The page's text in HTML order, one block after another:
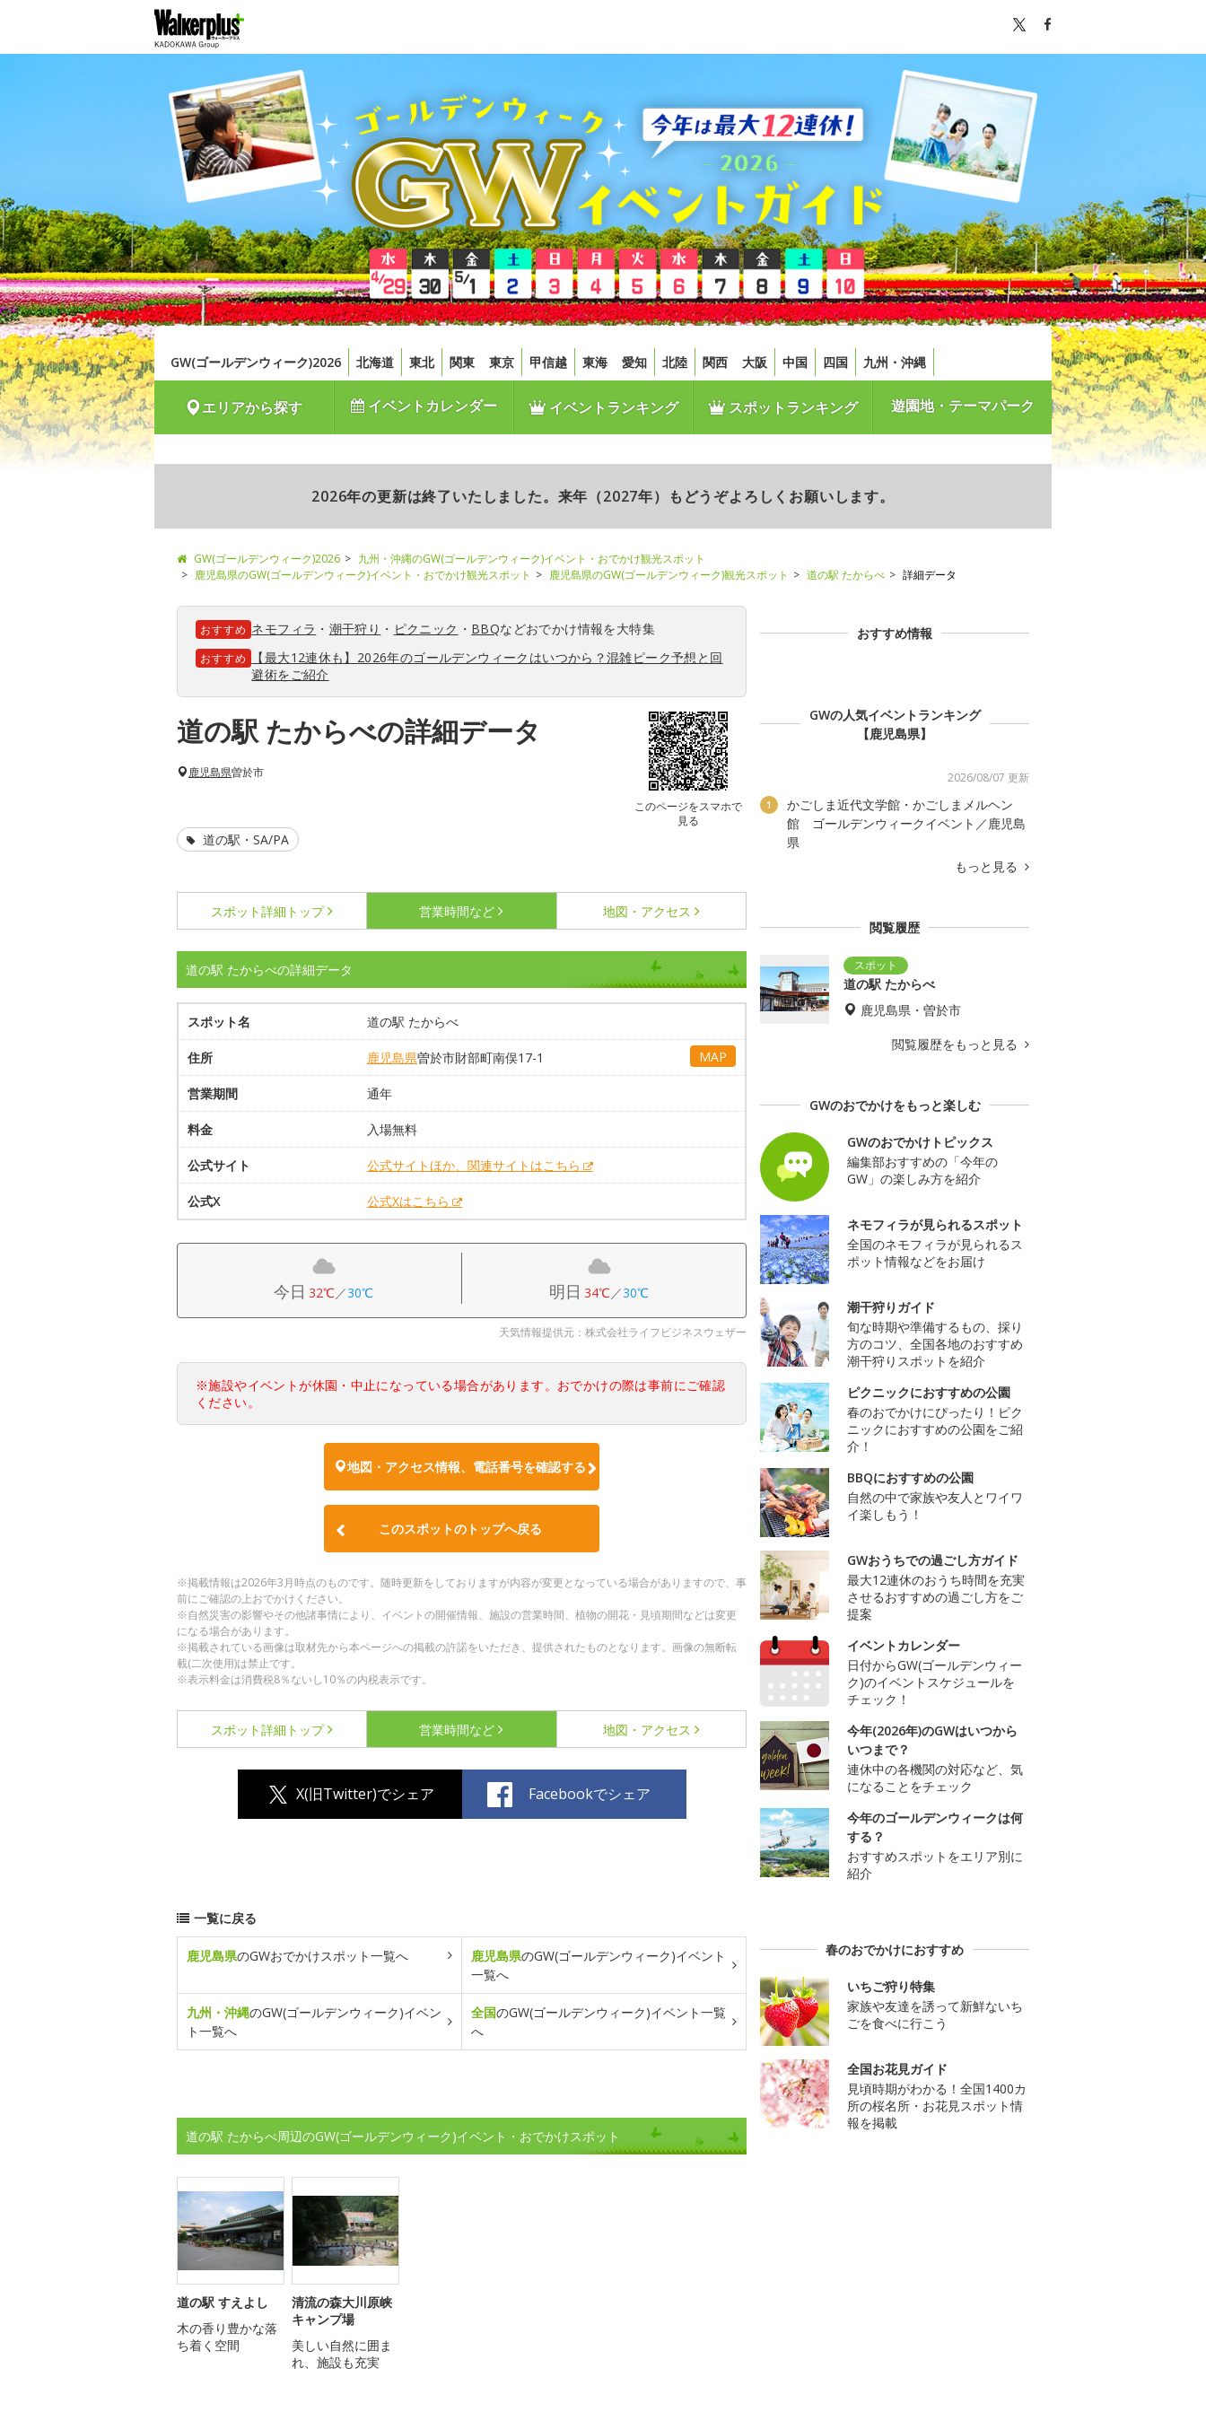
GW(ゴールデンウィーク)2026 北海道 東北 関東 東京 甲信越 東海 愛知 北陸 関西 大阪 中国 四国 九州・沖縄
エリアから探す イベントカレンダー イベントランキング スポットランキング 遊園地・テーマパーク
2026年の更新は終了いたしました。来年（2027年）もどうぞよろしくお願いします。
GW(ゴールデンウィーク)2026
九州・沖縄のGW(ゴールデンウィーク)イベント・おでかけ観光スポット
鹿児島県のGW(ゴールデンウィーク)イベント・おでかけ観光スポット
鹿児島県のGW(ゴールデンウィーク)観光スポット 道の駅 たからべ 詳細データ
おすすめ ネモフィラ ・ 潮干狩り ・ ピクニック ・ BBQなどおでかけ情報を大特集
おすすめ
【最大12連休も】2026年のゴールデンウィークはいつから？混雑ピーク予想と回
避術をご紹介
道の駅 たからべの詳細データ
このページをスマホで
見る
鹿児島県曽於市
道の駅・SA/PA
スポット詳細 トップ 営業時間など 地図・アクセス
道の駅 たからべの詳細データ
スポット名 道の駅 たからべ
住所 鹿児島県曽於市財部町南俣17-1 MAP
営業期間 通年
料金 入場無料
公式サイト 公式サイトほか、関連サイトはこちら
公式X 公式Xはこちら
今日 32℃／30℃ 明日 34℃／30℃
天気情報提供元：株式会社ライフビジネスウェザー
※施設やイベントが休園・中止になっている場合があります。おでかけの際は事前にご確認
ください。
地図・アクセス情報、電話番号を確認する
このスポットのトップへ戻る
※掲載情報は2026年3月時点のものです。随時更新をしておりますが内容が変更となっている場合がありますので、事
前にご確認の上おでかけください。
※自然災害の影響やその他諸事情により、イベントの開催情報、施設の営業時間、植物の開花・見頃期間などは変更
になる場合があります。
※掲載されている画像は取材先から本ページへの掲載の許諾をいただき、提供されたものとなります。画像の無断転
載(二次使用)は禁止です。
※表示料金は消費税8％ないし10％の内税表示です。
スポット詳細 トップ 営業時間など 地図・アクセス
X(旧Twitter)でシェア Facebookでシェア
一覧に戻る
鹿児島県のGWおでかけスポット一覧へ 鹿児島県のGW(ゴールデンウィーク)イベント
一覧へ
九州・沖縄のGW(ゴールデンウィーク)イベン
ト一覧へ
全国のGW(ゴールデンウィーク)イベント一覧
へ
道の駅 たからべ周辺のGW(ゴールデンウィーク)イベント・おでかけスポット
道の駅 すえよし
木の香り豊かな落
ち着く空間
清流の森大川原峡
キャンプ場
美しい自然に囲ま
れ、施設も充実
おすすめ情報
GWの人気イベントランキング
【鹿児島県】
2026/08/07 更新
1
かごしま近代文学館・かごしまメルヘン
館 ゴールデンウィークイベント／鹿児島
県
もっと見る
閲覧履歴
道の駅 たからべ
鹿児島県・曽於市
閲覧履歴をもっと見る
GWのおでかけをもっと楽しむ
GWのおでかけトピックス
編集部おすすめの「今年の
GW」の楽しみ方を紹介
ネモフィラが見られるスポット
全国のネモフィラが見られるス
ポット情報などをお届け
潮干狩りガイド
旬な時期や準備するもの、採り
方のコツ、全国各地のおすすめ
潮干狩りスポットを紹介
ピクニックにおすすめの公園
春のおでかけにぴったり！ピク
ニックにおすすめの公園をご紹
介！
BBQにおすすめの公園
自然の中で家族や友人とワイワ
イ楽しもう！
GWおうちでの過ごし方ガイド
最大12連休のおうち時間を充実
させるおすすめの過ごし方をご
提案
イベントカレンダー
日付からGW(ゴールデンウィー
ク)のイベントスケジュールを
チェック！
今年(2026年)のGWはいつから
いつまで？
連休中の各機関の対応など、気
になることをチェック
今年のゴールデンウィークは何
する？
おすすめスポットをエリア別に
紹介
春のおでかけにおすすめ
いちご狩り特集
家族や友達を誘って新鮮ないち
ごを食べに行こう
全国お花見ガイド
見頃時期がわかる！全国1400カ
所の桜名所・お花見スポット情
報を掲載